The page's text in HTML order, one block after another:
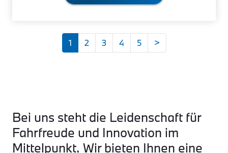
1 2 3 4 5 >
Bei uns steht die Leidenschaft für
Fahrfreude und Innovation im
Mittelpunkt. Wir bieten Ihnen eine